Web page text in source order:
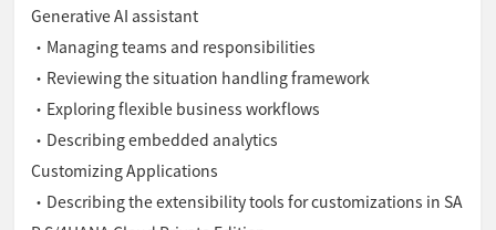
Generative AI assistant
・Managing teams and responsibilities
・Reviewing the situation handling framework
・Exploring flexible business workflows
・Describing embedded analytics
Customizing Applications
・Describing the extensibility tools for customizations in SA